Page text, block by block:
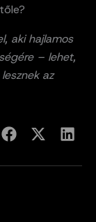
aki hajlamos
– lehet,
az